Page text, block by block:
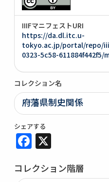
IIIFマニフェストURI
https://da.dl.itc.u-
tokyo.ac.jp/portal/repo/
0323-5c58-611884f442f5/
コレクション名
府藩県制史関係
シェアする
Facebook
コレクション階層